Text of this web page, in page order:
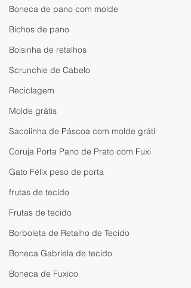
Boneca de pano com molde
Bichos de pano
Bolsinha de retalhos
Scrunchie de Cabelo
Reciclagem
Molde grátis
Sacolinha de Páscoa com molde gráti
Coruja Porta Pano de Prato com Fuxi
Gato Félix peso de porta
frutas de tecido
Frutas de tecido
Borboleta de Retalho de Tecido
Boneca Gabriela de tecido
Boneca de Fuxico